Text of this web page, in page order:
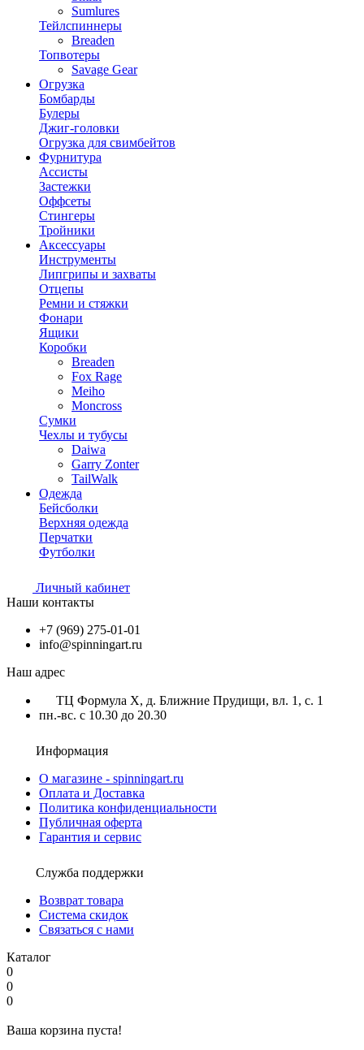
Sumlures
Тейлспиннеры
Breaden
Топвотеры
Savage Gear
Огрузка
Бомбарды
Булеры
Джиг-головки
Огрузка для свимбейтов
Фурнитура
Ассисты
Застежки
Оффсеты
Стингеры
Тройники
Аксессуары
Инструменты
Липгрипы и захваты
Отцепы
Ремни и стяжки
Фонари
Ящики
Коробки
Breaden
Fox Rage
Meiho
Moncross
Сумки
Чехлы и тубусы
Daiwa
Garry Zonter
TailWalk
Одежда
Бейсболки
Верхняя одежда
Перчатки
Футболки
Личный кабинет
Наши контакты
+7 (969) 275-01-01
info@spinningart.ru
Наш адрес
ТЦ Формула X, д. Ближние Прудищи, вл. 1, с. 1
пн.-вс. с 10.30 до 20.30
Информация
О магазине - spinningart.ru
Оплата и Доставка
Политика конфиденциальности
Публичная оферта
Гарантия и сервис
Служба поддержки
Возврат товара
Система скидок
Связаться с нами
Каталог
0
0
0
Ваша корзина пуста!